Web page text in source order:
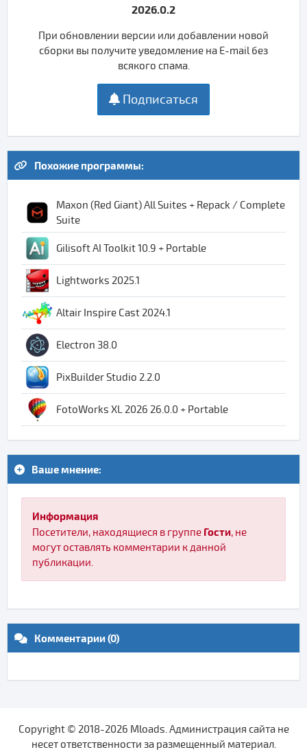
2026.0.2
При обновлении версии или добавлении новой
сборки вы получите уведомление на E-mail без
всякого спама.
Подписаться
Похожие программы:
Maxon (Red Giant) All Suites + Repack / Complete
Suite
Gilisoft AI Toolkit 10.9 + Portable
Lightworks 2025.1
Altair Inspire Cast 2024.1
Electron 38.0
PixBuilder Studio 2.2.0
FotoWorks XL 2026 26.0.0 + Portable
Ваше мнение:
Информация
Посетители, находящиеся в группе Гости, не
могут оставлять комментарии к данной
публикации.
Комментарии (0)
Copyright © 2018-2026 Mloads. Администрация сайта не
несет ответственности за размещенный материал.